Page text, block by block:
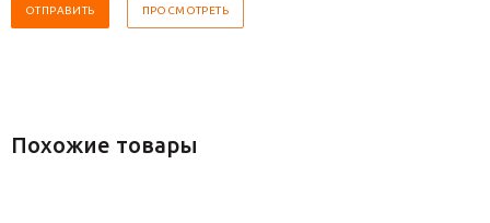
Похожие товары